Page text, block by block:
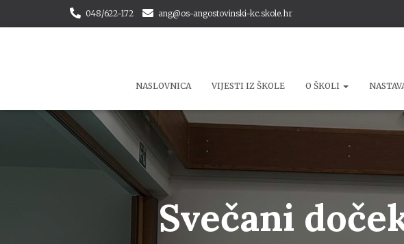
048/622-172 ang@os-angostovinski-kc.skole.hr
NASLOVNICA VIJESTI IZ ŠKOLE O ŠKOLI
Svečani